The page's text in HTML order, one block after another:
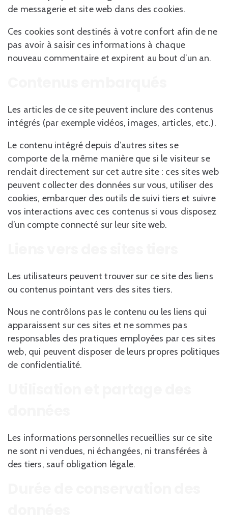
de messagerie et site web dans des cookies.
Ces cookies sont destinés à votre confort afin de ne
pas avoir à saisir ces informations à chaque
nouveau commentaire et expirent au bout d’un an.
Les articles de ce site peuvent inclure des contenus
intégrés (par exemple vidéos, images, articles, etc.).
Le contenu intégré depuis d’autres sites se
comporte de la même manière que si le visiteur se
rendait directement sur cet autre site : ces sites web
peuvent collecter des données sur vous, utiliser des
cookies, embarquer des outils de suivi tiers et suivre
vos interactions avec ces contenus si vous disposez
d’un compte connecté sur leur site web.
Les utilisateurs peuvent trouver sur ce site des liens
ou contenus pointant vers des sites tiers.
Nous ne contrôlons pas le contenu ou les liens qui
apparaissent sur ces sites et ne sommes pas
responsables des pratiques employées par ces sites
web, qui peuvent disposer de leurs propres politiques
de confidentialité.
Les informations personnelles recueillies sur ce site
ne sont ni vendues, ni échangées, ni transférées à
des tiers, sauf obligation légale.